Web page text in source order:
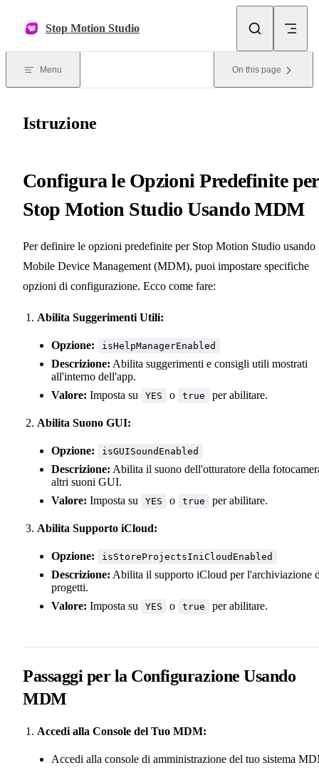
Stop Motion Studio
Menu On this page
Istruzione
Configura le Opzioni Predefinite per
Stop Motion Studio Usando MDM
Per definire le opzioni predefinite per Stop Motion Studio usando
Mobile Device Management (MDM), puoi impostare specifiche
opzioni di configurazione. Ecco come fare:
Abilita Suggerimenti Utili:
Opzione: isHelpManagerEnabled
Descrizione: Abilita suggerimenti e consigli utili mostrati
all'interno dell'app.
Valore: Imposta su YES o true per abilitare.
Abilita Suono GUI:
Opzione: isGUISoundEnabled
Descrizione: Abilita il suono dell'otturatore della
altri suoni GUI.
Valore: Imposta su YES o true per abilitare.
Abilita Supporto iCloud:
Opzione: isStoreProjectsIniCloudEnabled
Descrizione: Abilita il supporto iCloud per l'archiviazione
progetti.
Valore: Imposta su YES o true per abilitare.
Passaggi per la Configurazione Usando
MDM
Accedi alla Console del Tuo MDM:
Accedi alla console di amministrazione del tuo sistema